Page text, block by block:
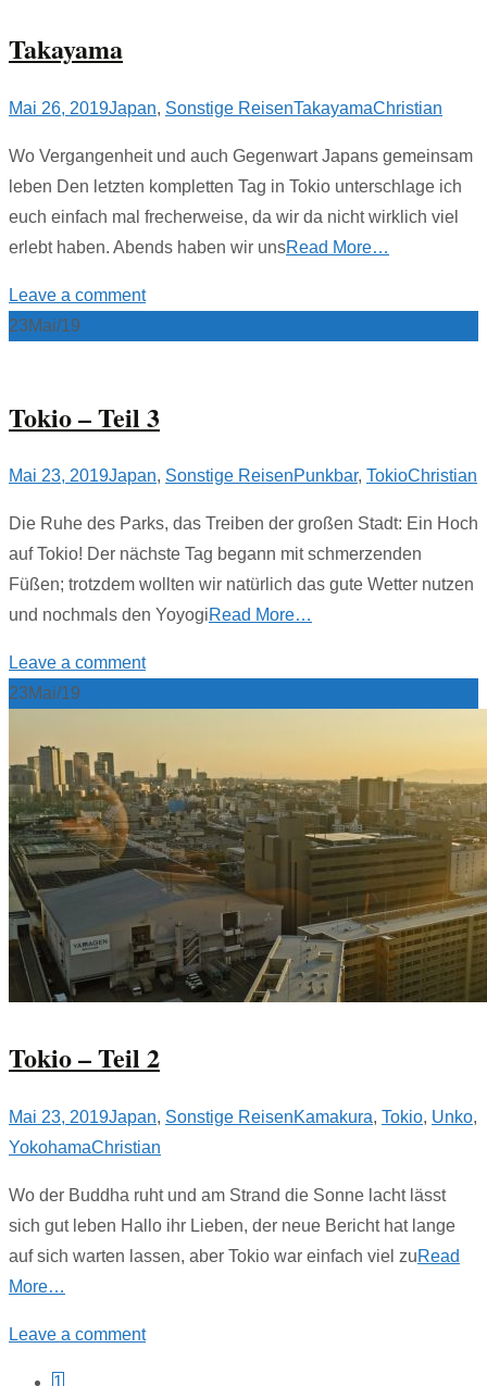
Takayama
Mai 26, 2019Japan, Sonstige ReisenTakayamaChristian
Wo Vergangenheit und auch Gegenwart Japans gemeinsam
leben Den letzten kompletten Tag in Tokio unterschlage ich
euch einfach mal frecherweise, da wir da nicht wirklich viel
erlebt haben. Abends haben wir unsRead More…
Leave a comment
23Mai/19
Tokio – Teil 3
Mai 23, 2019Japan, Sonstige ReisenPunkbar, TokioChristian
Die Ruhe des Parks, das Treiben der großen Stadt: Ein Hoch
auf Tokio! Der nächste Tag begann mit schmerzenden
Füßen; trotzdem wollten wir natürlich das gute Wetter nutzen
und nochmals den YoyogiRead More…
Leave a comment
23Mai/19
Tokio – Teil 2
Mai 23, 2019Japan, Sonstige ReisenKamakura, Tokio, Unko,
YokohamaChristian
Wo der Buddha ruht und am Strand die Sonne lacht lässt
sich gut leben Hallo ihr Lieben, der neue Bericht hat lange
auf sich warten lassen, aber Tokio war einfach viel zuRead
More…
Leave a comment